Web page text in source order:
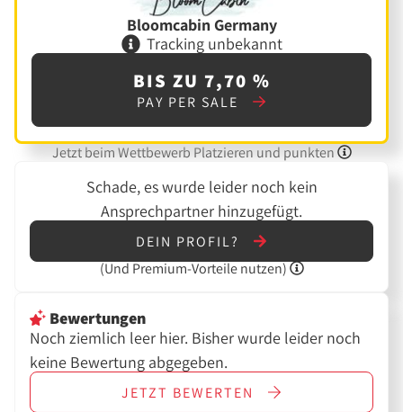
Bloomcabin Germany
Tracking unbekannt
BIS ZU 7,70 %
PAY PER SALE
Jetzt beim Wettbewerb Platzieren und punkten
Schade, es wurde leider noch kein
Ansprechpartner hinzugefügt.
DEIN PROFIL?
(Und Premium-Vorteile nutzen)
Bewertungen
Noch ziemlich leer hier. Bisher wurde leider noch
keine Bewertung abgegeben.
JETZT BEWERTEN